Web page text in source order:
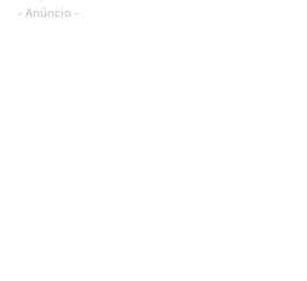
- Anúncio -